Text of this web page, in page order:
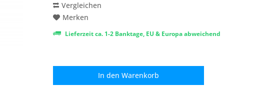
Vergleichen
Merken
Lieferzeit ca. 1-2 Banktage, EU & Europa abweichend
In den Warenkorb